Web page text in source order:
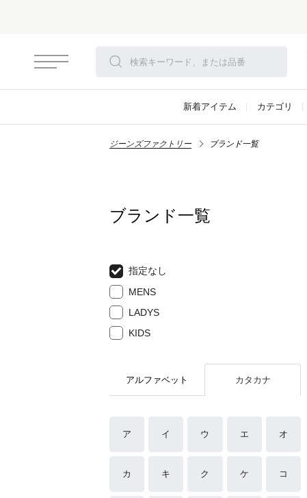
新着アイテム カテゴリ
ジーンズファクトリー ブランド一覧
ブランド一覧
指定なし
MENS
LADYS
KIDS
アルファベット カタカナ
ア イ ウ エ オ
カ キ ク ケ コ